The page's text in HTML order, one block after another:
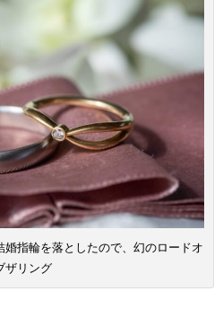
指輪を落としたので、幻のロードオ
ザリング